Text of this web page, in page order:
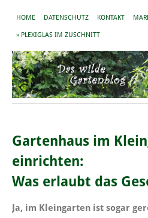
HOME DATENSCHUTZ KONTAKT
» PLEXIGLAS IM ZUSCHNITT
Gartenhaus im
einrichten:
Was erlaubt das
Ja, im Kleingarten ist sogar